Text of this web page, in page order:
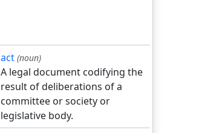
act (noun)
A legal document codifying the
result of deliberations of a
committee or society or
legislative body.